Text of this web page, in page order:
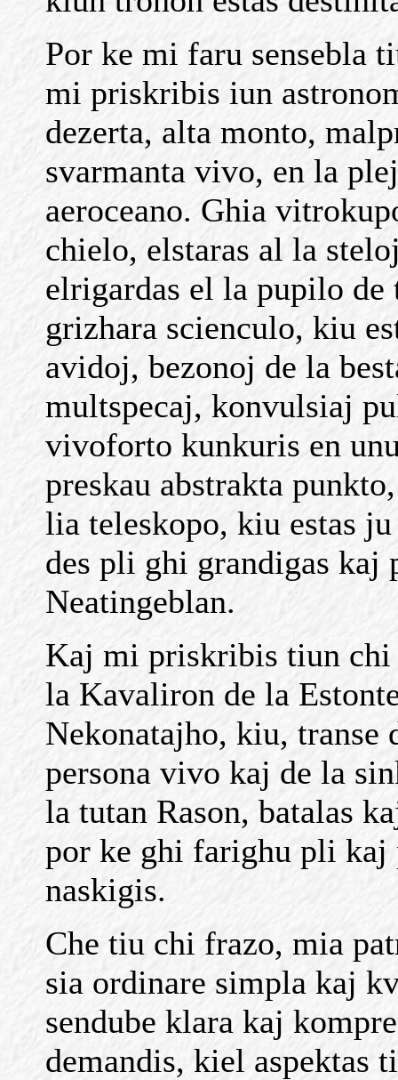
Por ke mi faru sensebla
mi priskribis iun
dezerta, alta monto,
svarmanta vivo, en la
aeroceano. Ghia
chielo, elstaras al la
elrigardas el la pupilo
grizhara scienculo, kiu
avidoj, bezonoj de la
multspecaj, konvulsiaj
vivoforto kunkuris en
preskau abstrakta
lia teleskopo, kiu estas
des pli ghi grandigas kaj
Neatingeblan.
Kaj mi priskribis tiun chi
la Kavaliron de la
Nekonatajho, kiu, transe
persona vivo kaj de la
la tutan Rason, batalas
por ke ghi farighu pli
naskigis.
Che tiu chi frazo, mia
sia ordinare simpla kaj
sendube klara kaj
demandis, kiel